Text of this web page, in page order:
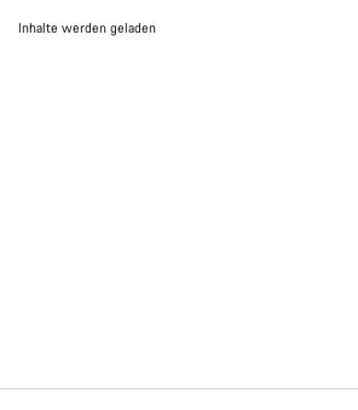
Inhalte werden geladen